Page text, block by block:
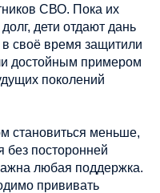
СВО. Пока их
дети отдают дань
своё время защитили
достойным примером
поколений
становиться меньше,
без посторонней
любая поддержка.
прививать